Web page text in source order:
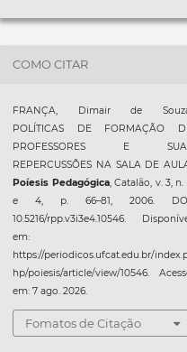
COMO CITAR
FRANÇA, Dimair de
POLÍTICAS DE FORMAÇÃO
PROFESSORES E
REPERCUSSÕES NA SALA DE
Poíesis Pedagógica, Catalão, v. 3, n.
e 4, p. 66–81, 2006.
10.5216/rpp.v3i3e4.10546.
em:
https://periodicos.ufcat.edu.br/
hp/poiesis/article/view/10546.
em: 7 ago. 2026.
Fomatos de Citação